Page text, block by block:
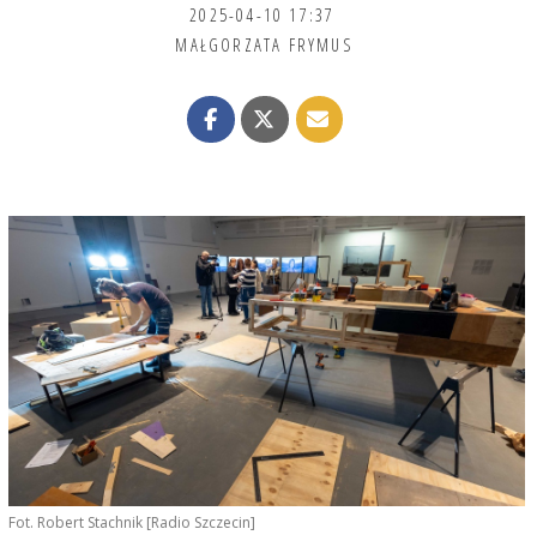
2025-04-10 17:37
MAŁGORZATA FRYMUS
Fot. Robert Stachnik [Radio Szczecin]